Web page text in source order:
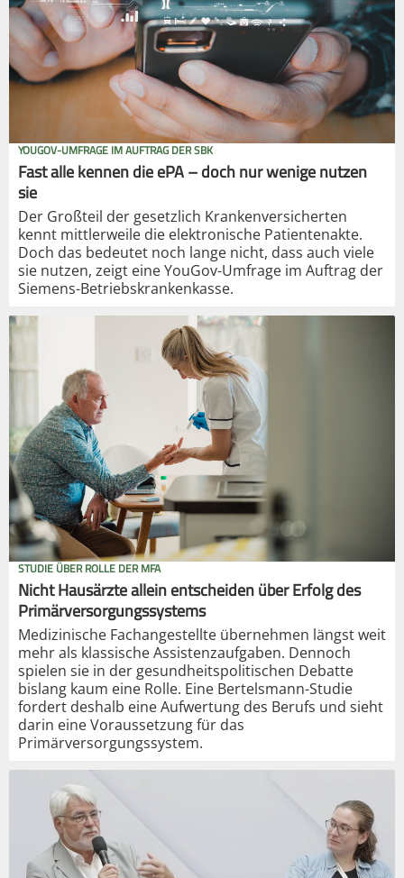
YOUGOV-UMFRAGE IM AUFTRAG DER SBK
Fast alle kennen die ePA – doch nur wenige nutzen
sie
Der Großteil der gesetzlich Krankenversicherten
kennt mittlerweile die elektronische Patientenakte.
Doch das bedeutet noch lange nicht, dass auch viele
sie nutzen, zeigt eine YouGov-Umfrage im Auftrag der
Siemens-Betriebskrankenkasse.
STUDIE ÜBER ROLLE DER MFA
Nicht Hausärzte allein entscheiden über Erfolg des
Primärversorgungssystems
Medizinische Fachangestellte übernehmen längst weit
mehr als klassische Assistenzaufgaben. Dennoch
spielen sie in der gesundheitspolitischen Debatte
bislang kaum eine Rolle. Eine Bertelsmann-Studie
fordert deshalb eine Aufwertung des Berufs und sieht
darin eine Voraussetzung für das
Primärversorgungssystem.